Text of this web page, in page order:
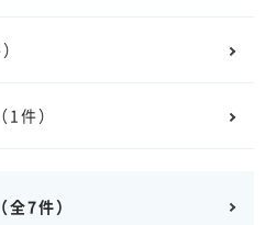
（1件）
（全7件）